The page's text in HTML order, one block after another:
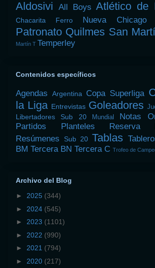
Aldosivi All Boys Atlético de
Chacarita Ferro Nueva Chicago
Patronato Quilmes San
Martín T Temperley
Contenidos específicos
Agendas Argentina Copa Superliga
la Liga Entrevistas Goleadores
Libertadores Sub 20 Mundial Notas
Partidos
Planteles
Reserva
Resúmenes
Sub 20 Tablas
BM Tercera BN Tercera C Trofeo de
Archivo del Blog
► 2025 (344)
► 2024 (545)
► 2023 (1101)
► 2022 (990)
► 2021 (794)
► 2020 (217)